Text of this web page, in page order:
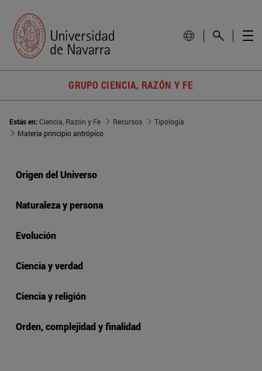
GRUPO CIENCIA, RAZÓN Y FE
Estás en:Ciencia, Razón y Fe Recursos
Tipología
Materia principio antrópico
Origen del Universo
Naturaleza y persona
Evolución
Ciencia y verdad
Ciencia y religión
Orden, complejidad y finalidad